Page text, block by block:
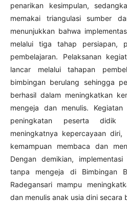
penarikan kesimpulan,
memakai triangulasi sumber
menunjukkan bahwa
melalui tiga tahap persiapan,
pembelajaran. Pelaksanan
lancar melalui tahapan
bimbingan berulang sehingga
berhasil dalam meningkatkan
mengeja dan menulis.
peningkatan peserta didik
meningkatnya kepercayaan
kemampuan membaca dan
Dengan demikian,
tanpa mengeja di Bimbingan
Radegansari mampu
dan menulis anak usia dini secara